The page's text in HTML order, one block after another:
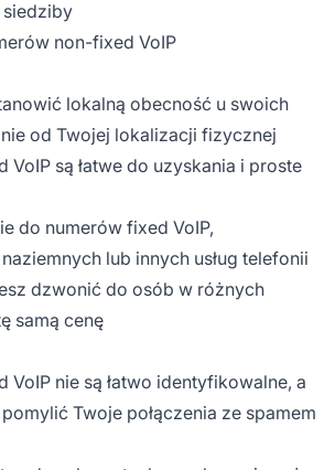
siedziby
non-fixed VoIP
lokalną obecność u swoich
od Twojej lokalizacji fizycznej
VoIP są łatwe do uzyskania i proste
do numerów fixed VoIP,
lub innych usług telefonii
dzwonić do osób w różnych
samą cenę
VoIP nie są łatwo identyfikowalne, a
Twoje połączenia ze spamem